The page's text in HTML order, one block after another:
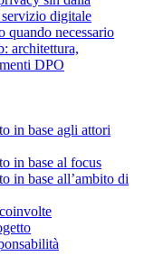
digitale
quando necessario
architettura,
DPO
in base agli attori
in base al focus
in base all’ambito di